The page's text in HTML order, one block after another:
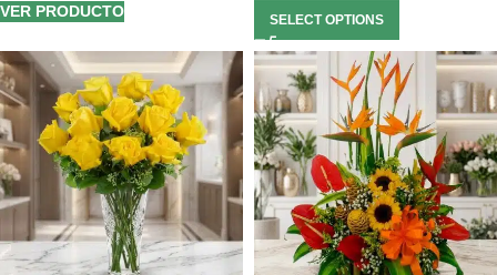
VER PRODUCTO
SELECT OPTIONS